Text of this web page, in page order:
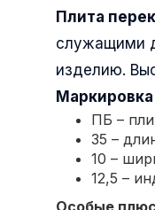
Плита
служащими
изделию.
ПБ –
35 –
10 –
12,5 –
Особые